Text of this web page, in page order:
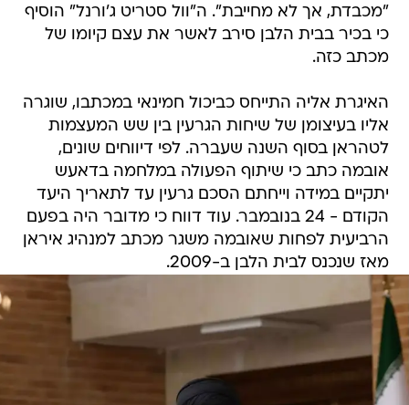
"מכבדת, אך לא מחייבת". ה"וול סטריט ג'ורנל" הוסיף
כי בכיר בבית הלבן סירב לאשר את עצם קיומו של
מכתב כזה.
האיגרת אליה התייחס כביכול חמינאי במכתבו, שוגרה
אליו בעיצומן של שיחות הגרעין בין שש המעצמות
לטהראן בסוף השנה שעברה. לפי דיווחים שונים,
אובמה כתב כי שיתוף הפעולה במלחמה בדאעש
יתקיים במידה וייחתם הסכם גרעין עד לתאריך היעד
הקודם - 24 בנובמבר. עוד דווח כי מדובר היה בפעם
הרביעית לפחות שאובמה משגר מכתב למנהיג איראן
מאז שנכנס לבית הלבן ב-2009.